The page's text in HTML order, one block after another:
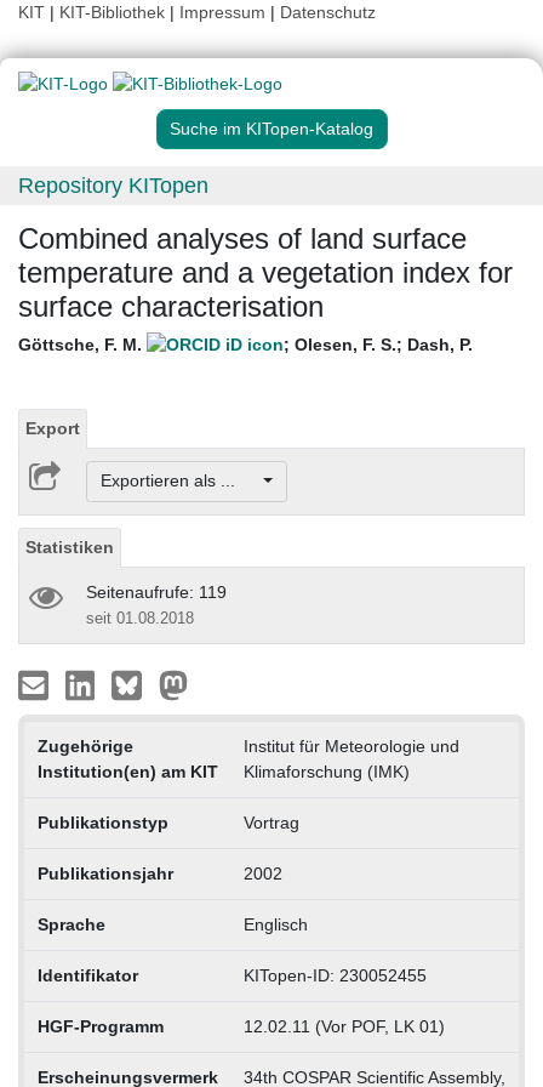
KIT | KIT-Bibliothek | Impressum | Datenschutz
Suche im KITopen-Katalog
Repository KITopen
Combined analyses of land surface
temperature and a vegetation index for
surface characterisation
Göttsche, F. M. ; Olesen, F. S.; Dash, P.
Export
Exportieren als ...
Statistiken
Seitenaufrufe: 119
seit 01.08.2018
Zugehörige
Institution(en) am KIT
Institut für Meteorologie und
Klimaforschung (IMK)
Publikationstyp Vortrag
Publikationsjahr 2002
Sprache Englisch
Identifikator KITopen-ID: 230052455
HGF-Programm 12.02.11 (Vor POF, LK 01)
Erscheinungsvermerk 34th COSPAR Scientific Assembly,